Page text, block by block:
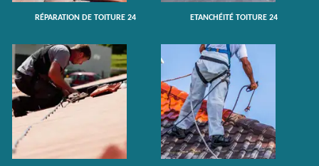
RÉPARATION DE TOITURE 24 ETANCHÉITÉ TOITURE 24